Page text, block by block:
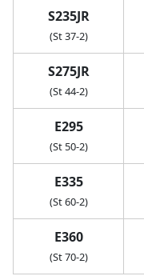
S235JR
(St 37-2)
S275JR
(St 44-2)
E295
(St 50-2)
E335
(St 60-2)
E360
(St 70-2)